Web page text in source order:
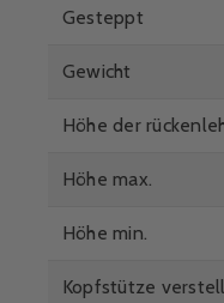
Gesteppt
Gewicht
Höhe der
Höhe max.
Höhe min.
Kopfstütze